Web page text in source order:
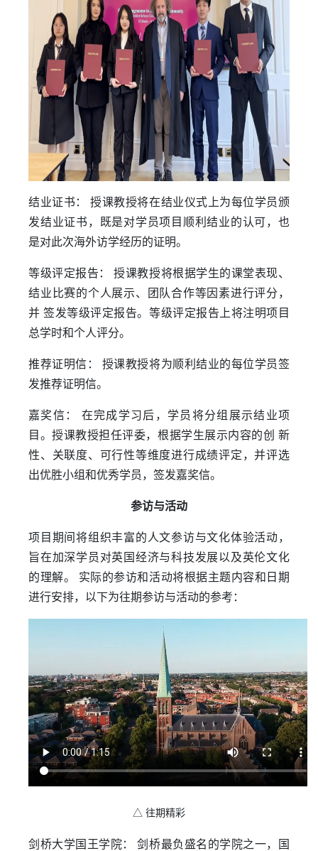
结业证书： 授课教授将在结业仪式上为每位学员颁
发结业证书，既是对学员项目顺利结业的认可，也
是对此次海外访学经历的证明。
等级评定报告： 授课教授将根据学生的课堂表现、
结业比赛的个人展示、团队合作等因素进行评分，
并 签发等级评定报告。等级评定报告上将注明项目
总学时和个人评分。
推荐证明信： 授课教授将为顺利结业的每位学员签
发推荐证明信。
嘉奖信： 在完成学习后，学员将分组展示结业项
目。授课教授担任评委，根据学生展示内容的创 新
性、关联度、可行性等维度进行成绩评定，并评选
出优胜小组和优秀学员，签发嘉奖信。
参访与活动
项目期间将组织丰富的人文参访与文化体验活动，
旨在加深学员对英国经济与科技发展以及英伦文化
的理解。 实际的参访和活动将根据主题内容和日期
进行安排，以下为往期参访与活动的参考：
△ 往期精彩
剑桥大学国王学院： 剑桥最负盛名的学院之一，国